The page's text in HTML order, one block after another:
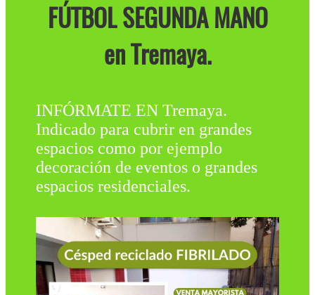
FÚTBOL SEGUNDA MANO
en Tremaya.
INFÓRMATE EN Tremaya.
Indicado para cubrir en grandes
espacios como por ejemplo
decoración de eventos o grandes
espacios residenciales.